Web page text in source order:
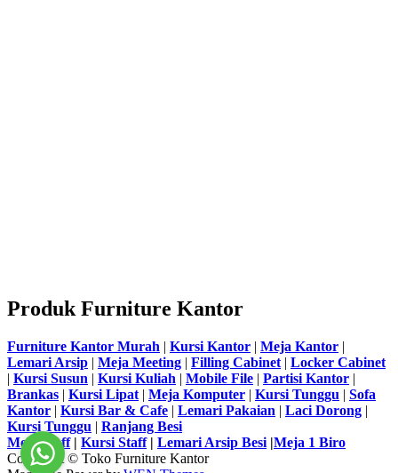
Produk Furniture Kantor
Furniture Kantor Murah | Kursi Kantor | Meja Kantor |
Lemari Arsip | Meja Meeting | Filling Cabinet | Locker Cabinet
| Kursi Susun | Kursi Kuliah | Mobile File | Partisi Kantor |
Brankas | Kursi Lipat | Meja Komputer | Kursi Tunggu | Sofa
Kantor | Kursi Bar & Cafe | Lemari Pakaian | Laci Dorong |
Kursi Tunggu | Ranjang Besi
Meja Staff| Kursi Staff| Lemari Arsip Besi |Meja 1 Biro
Copyright © Toko Furniture Kantor